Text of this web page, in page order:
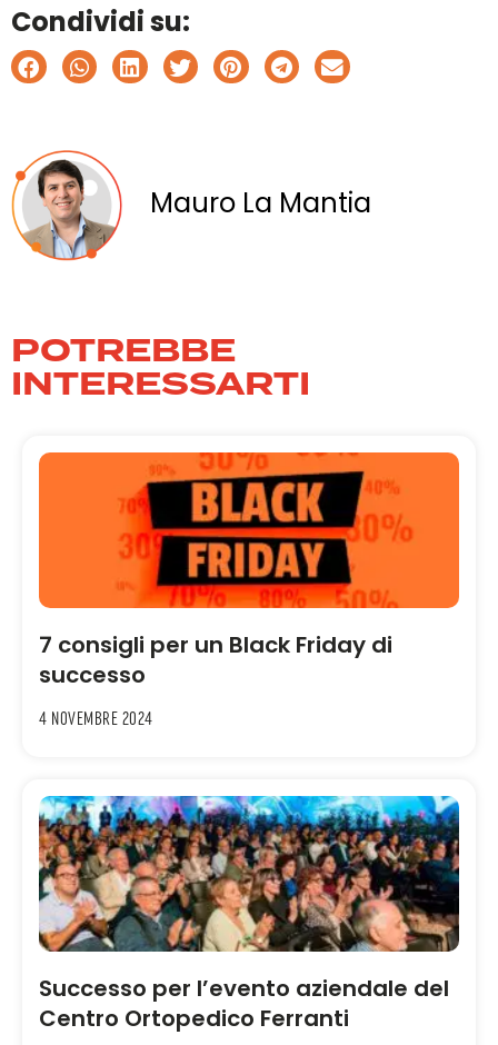
Condividi su:
Mauro La Mantia
POTREBBE
INTERESSARTI
7 consigli per un Black Friday di
successo
4 Novembre 2024
Successo per l’evento aziendale del
Centro Ortopedico Ferranti